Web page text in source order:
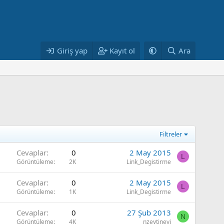
Giriş yap Kayıt ol Ara
Filtreler
Cevaplar 0
Görüntüleme 2K
2 May 2015
Link_Degistirme
L
Cevaplar 0
Görüntüleme 1K
2 May 2015
Link_Degistirme
L
Cevaplar 0
Görüntüleme 4K
27 Şub 2013
nzeytinevi
N